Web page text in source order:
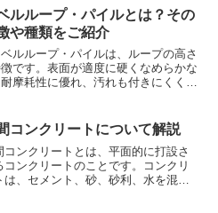
を差し込み、裏面に接着剤をコーテ
グしたカーペットであるためです。
、タフテッドカーペットは、ラテッ
などをコーティングすることによっ
イルの抜けを防いでいるため、耐久
も優れています。しかし、タフテッ
地を貼り付けて仕上げるため、通気
やや悪くなる
ことです。また、ラテ
スの経年劣化により、粉上の屑が出
る というデメリットもあります。タ
ッドカーペットとよく比較に出され
ルループ・パイルとは？その
や種類をご紹介
ベルループ・パイルは、ループの高さ
です。表面が適度に硬くなめらかな
摩耗性に優れ、汚れも付きにくく掃
などの種類があります。レベルル
比べて、より耐久性が高く、摩耗し
ープがカットされていないため、毛
、レベルループ・パイルは、カット
徴もあります。これは、ループがカ
コンクリートについて解説
コンクリートとは、平面的に打設さ
コンクリートのことです。コンクリ
は、セメント、砂、砂利、水を混ぜ